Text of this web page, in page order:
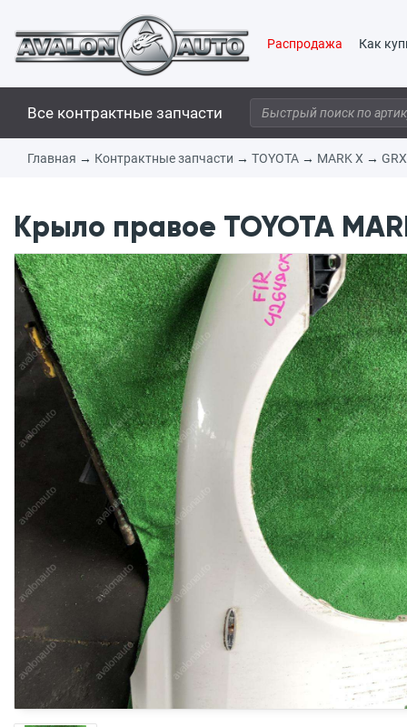
Распродажа Как
Все контрактные запчасти
Главная → Контрактные запчасти → TOYOTA → MARK X →
Крыло правое TOYOTA